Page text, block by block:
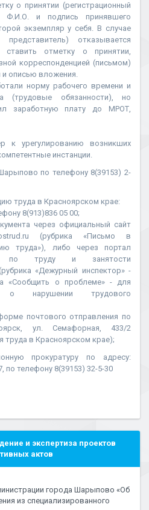
о принятии (регистрационный
Ф.И.О. и подпись принявшего
экземпляр у себя. В случае
отказывается
ставить отметку о принятии,
корреспонденцией (письмом)
и описью вложения.
норму рабочего времени и
(трудовые обязанности), но
заработную плату до МРОТ,
к урегулированию возникших
инстанции.
по телефону 8(39153) 2-
труда в Красноярском крае:
8(913)836 05 00;
через официальный сайт
(рубрика «Письмо в
труда»), либо через портал
по труду и занятости
«Дежурный инспектор» -
«Сообщить о проблеме» - для
о нарушении трудового
почтового отправления по
ул. Семафорная, 433/2
труда в Красноярском крае);
прокуратуру по адресу:
по телефону 8(39153) 32-5-30
и экспертиза проектов
актов
города Шарыпово «Об
из специализированного